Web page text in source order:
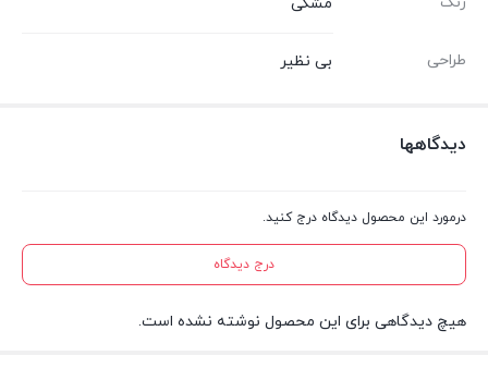
طراحی بی نظیر
دیدگاهها
درمورد این محصول دیدگاه درج کنید.
درج دیدگاه
هیچ دیدگاهی برای این محصول نوشته نشده است.